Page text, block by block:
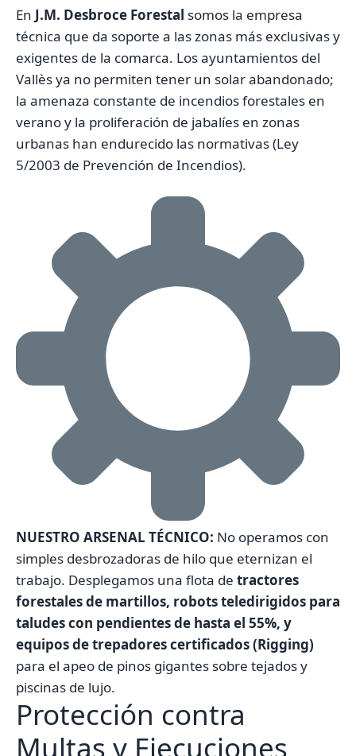
En J.M. Desbroce Forestal somos la empresa
técnica que da soporte a las zonas más exclusivas y
exigentes de la comarca. Los ayuntamientos del
Vallès ya no permiten tener un solar abandonado;
la amenaza constante de incendios forestales en
verano y la proliferación de jabalíes en zonas
urbanas han endurecido las normativas (Ley
5/2003 de Prevención de Incendios).
NUESTRO ARSENAL TÉCNICO: No operamos con
simples desbrozadoras de hilo que eternizan el
trabajo. Desplegamos una flota de tractores
forestales de martillos, robots teledirigidos para
taludes con pendientes de hasta el 55%, y
equipos de trepadores certificados (Rigging)
para el apeo de pinos gigantes sobre tejados y
piscinas de lujo.
Protección contra
Multas y Ejecuciones